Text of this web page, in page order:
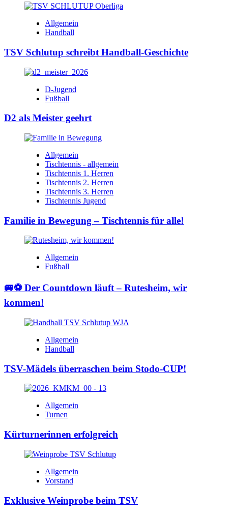
Allgemein
Handball
TSV Schlutup schreibt Handball-Geschichte
D-Jugend
Fußball
D2 als Meister geehrt
Allgemein
Tischtennis - allgemein
Tischtennis 1. Herren
Tischtennis 2. Herren
Tischtennis 3. Herren
Tischtennis Jugend
Familie in Bewegung – Tischtennis für alle!
Allgemein
Fußball
🚐⚽ Der Countdown läuft – Rutesheim, wir
kommen!
Allgemein
Handball
TSV-Mädels überraschen beim Stodo-CUP!
Allgemein
Turnen
Kürturnerinnen erfolgreich
Allgemein
Vorstand
Exklusive Weinprobe beim TSV